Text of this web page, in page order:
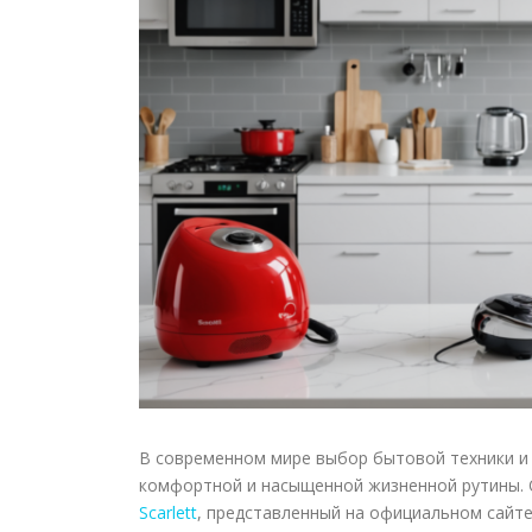
В современном мире выбор бытовой техники
комфортной и насыщенной жизненной рутины.
Scarlett, представленный на официальном